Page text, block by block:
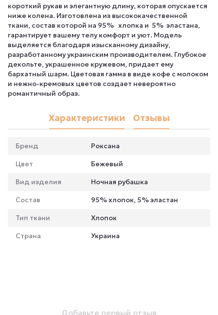
короткий рукав и элегантную длину, которая опускается
ниже колена. Изготовлена из высококачественной
ткани, состав которой на 95% хлопка и 5% эластана,
гарантирует вашему телу комфорт и уют. Модель
выделяется благодаря изысканному дизайну,
разработанному украинским производителем. Глубокое
декольте, украшенное кружевом, придает ему
бархатный шарм. Цветовая гамма в виде кофе с молоком
и нежно-кремовых цветов создает невероятно
романтичный образ.
Характеристики Отзывы
Бренд Роксана
Цвет Бежевый
Вид изделия Ночная рубашка
Состав 95% хлопок, 5% эластан
Тип ткани Хлопок
Страна Украина
Добавьте первый отзыв